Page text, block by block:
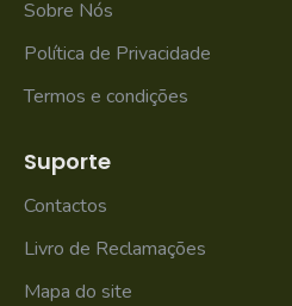
Sobre Nós
Política de Privacidade
Termos e condições
Suporte
Contactos
Livro de Reclamações
Mapa do site